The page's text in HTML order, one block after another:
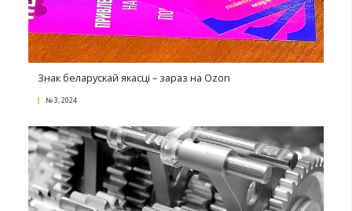
Кіруючая арганізацыя - новы падыход да
бізнесу
№ 3, 2024